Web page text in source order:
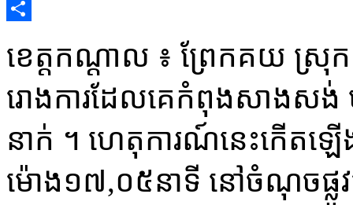
Line
ខេត្ត​កណ្តាល ៖ ព្រែក​គយ ស្
រោងការ​ដែល​គេ​កំពុង​សាងស
នាក់ ។ ហេតុការណ៍​នេះ​កើតឡើ
ម៉ោង​១៧,០៥​នាទី នៅ​ចំណុច​ផ្